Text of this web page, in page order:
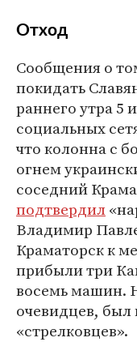
Отход
Сообщения о
покидать
раннего утра 5
социальных
что колонна с
огнем
соседний
подтвердил
Владимир
Краматорск к
прибыли три
восемь машин.
очевидцев,
«стрелковцев».